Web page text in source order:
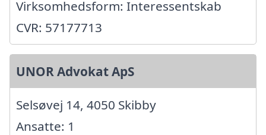
Virksomhedsform: Interessentskab
CVR: 57177713
UNOR Advokat ApS
Selsøvej 14, 4050 Skibby
Ansatte: 1